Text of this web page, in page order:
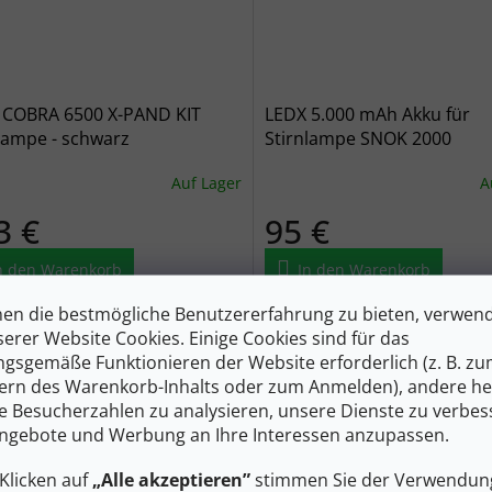
die bestmögliche Benutzererfahrung zu bieten,
Website Cookies. Einige Cookies sind für das
Funktionieren der Website erforderlich (z. B.
des Warenkorb-Inhalts oder zum Anmelden), andere
Besucherzahlen zu analysieren, unsere Dienste zu
und Werbung an Ihre Interessen anzupassen.
auf„Alle akzeptieren”stimmen Sie der
6500 X-PAND KIT
- schwarz
Auf Lager
€
den Warenkorb
6500 X-Pand ist eine der
Stirnlampen auf
mit mehr Leistung als die
Mit ihrer
ist sie prädestiniert für...
LEDX 5.000 mAh Akku für
Stirnlampe SNOK 2000
95 €
In den Warenkorb
Akku für Snok 2000 X-pand.